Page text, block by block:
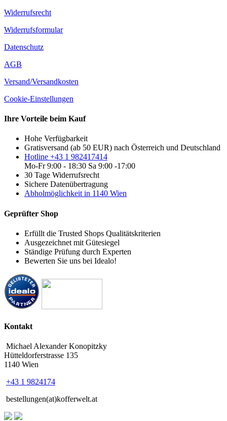
Widerrufsrecht
Widerrufsformular
Datenschutz
AGB
Versand/Versandkosten
Cookie-Einstellungen
Ihre Vorteile beim Kauf
Hohe Verfügbarkeit
Gratisversand (ab 50 EUR) nach Österreich und Deutschland
Hotline +43 1 982417414
Mo-Fr 9:00 - 18:30 Sa 9:00 -17:00
30 Tage Widerrufsrecht
Sichere Datenübertragung
Abholmöglichkeit in 1140 Wien
Geprüfter Shop
Erfüllt die Trusted Shops Qualitätskriterien
Ausgezeichnet mit Gütesiegel
Ständige Prüfung durch Experten
Bewerten Sie uns bei Idealo!
Kontakt
Michael Alexander Konopitzky
Hütteldorferstrasse 135
1140 Wien
+43 1 9824174
bestellungen(at)kofferwelt.at